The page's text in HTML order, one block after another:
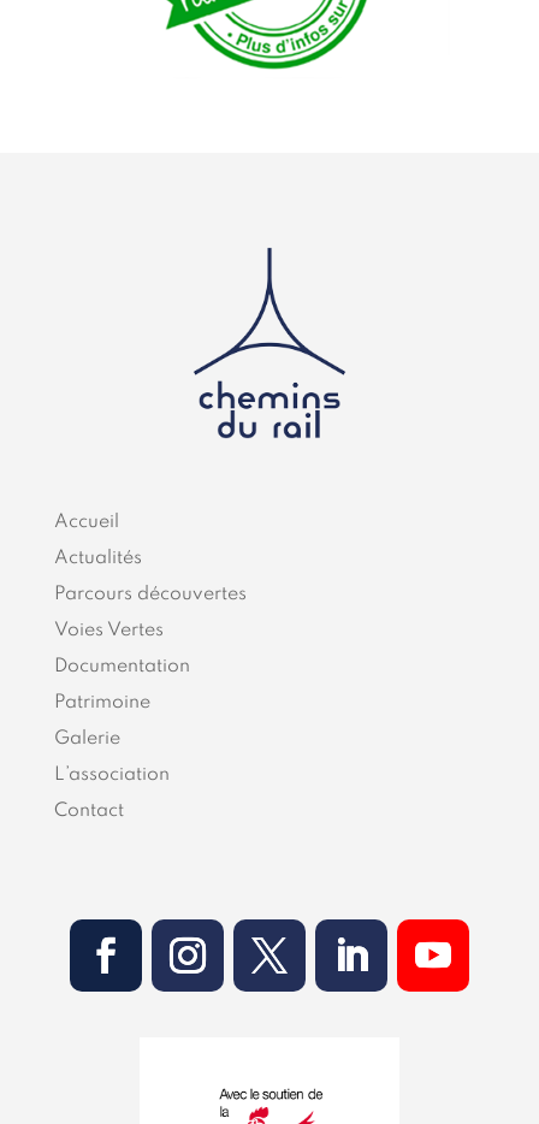
Accueil
Actualités
Parcours découvertes
Voies Vertes
Documentation
Patrimoine
Galerie
L’association
Contact